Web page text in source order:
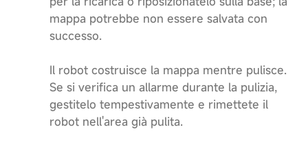
mappa potrebbe non essere salvata con
successo.
Il robot costruisce la mappa mentre pulisce.
Se si verifica un allarme durante la pulizia,
gestitelo tempestivamente e rimettete il
robot nell'area già pulita.